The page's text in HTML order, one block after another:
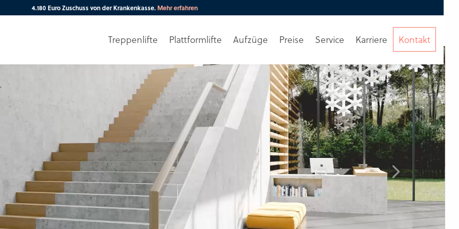
4.180 Euro Zuschuss von der Krankenkasse. Mehr erfahren
Treppenlifte Plattformlifte Aufzüge Preise Service Karriere Kontakt
Ihre PLZ Beratunganfordern